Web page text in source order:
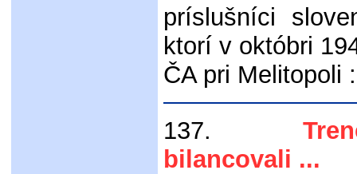
príslušníci
ktorí v októbri
ČA pri Melitopoli
137.
bilancovali ...